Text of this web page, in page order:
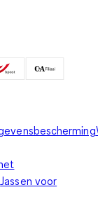
Jassen voor